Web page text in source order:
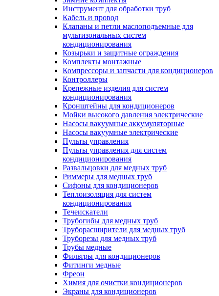
Инструмент для обработки труб
Кабель и провод
Клапаны и петли маслоподъемные для
мультизональных систем
кондиционирования
Козырьки и защитные ограждения
Комплекты монтажные
Компрессоры и запчасти для кондиционеров
Контроллеры
Крепежные изделия для систем
кондиционирования
Кронштейны для кондиционеров
Мойки высокого давления электрические
Насосы вакуумные аккумуляторные
Насосы вакуумные электрические
Пульты управления
Пульты управления для систем
кондиционирования
Развальцовки для медных труб
Риммеры для медных труб
Сифоны для кондиционеров
Теплоизоляция для систем
кондиционирования
Течеискатели
Трубогибы для медных труб
Труборасширители для медных труб
Труборезы для медных труб
Трубы медные
Фильтры для кондиционеров
Фитинги медные
Фреон
Химия для очистки кондиционеров
Экраны для кондиционеров